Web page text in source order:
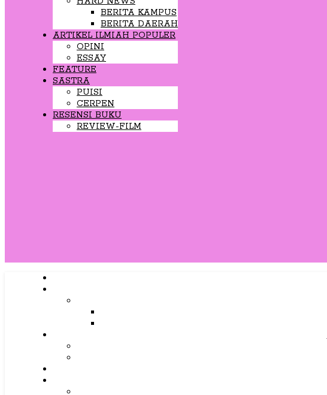
BERITA KAMPUS
BERITA DAERAH
ARTIKEL ILMIAH POPULER
OPINI
ESSAY
FEATURE
SASTRA
PUISI
CERPEN
RESENSI BUKU
REVIEW-FILM